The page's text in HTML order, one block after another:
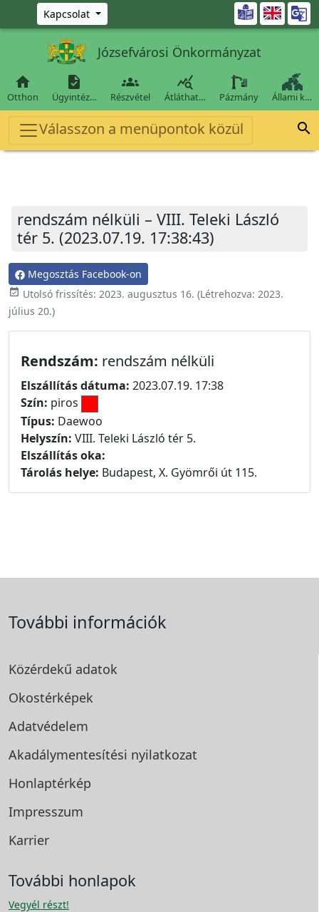
Ugrás a fő tartalomra
Kapcsolat 
Józsefvárosi Önkormányzat

Otthon

Ügyintéz…

Részvétel

Átláthat… Pázmány Állami k…
Válasszon a menüpontok közül 
rendszám nélküli – VIII. Teleki László
tér 5. (2023.07.19. 17:38:43)
Megosztás Facebook-on
event_available Utolsó frissítés: 2023. augusztus 16. (Létrehozva: 2023.
július 20.)
Rendszám: rendszám nélküli
Elszállítás dátuma: 2023.07.19. 17:38
Szín: piros
Típus: Daewoo
Helyszín: VIII. Teleki László tér 5.
Elszállítás oka:
Tárolás helye: Budapest, X. Gyömrői út 115.
További információk
Közérdekű adatok
Okostérképek
Adatvédelem
Akadálymentesítési nyilatkozat
Honlaptérkép
Impresszum
Karrier
További honlapok
Vegyél részt!